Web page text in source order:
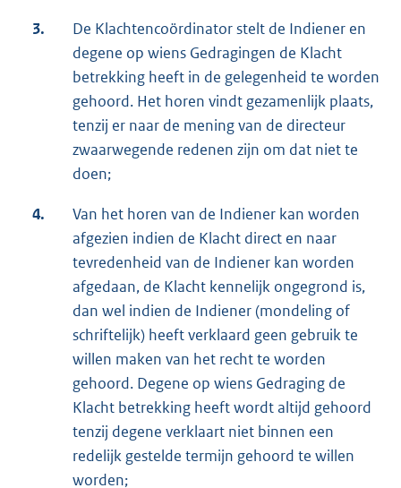
3.
De Klachtencoördinator stelt de Indiener en
degene op wiens Gedragingen de Klacht
betrekking heeft in de gelegenheid te worden
gehoord. Het horen vindt gezamenlijk plaats,
tenzij er naar de mening van de directeur
zwaarwegende redenen zijn om dat niet te
doen;
4.
Van het horen van de Indiener kan worden
afgezien indien de Klacht direct en naar
tevredenheid van de Indiener kan worden
afgedaan, de Klacht kennelijk ongegrond is,
dan wel indien de Indiener (mondeling of
schriftelijk) heeft verklaard geen gebruik te
willen maken van het recht te worden
gehoord. Degene op wiens Gedraging de
Klacht betrekking heeft wordt altijd gehoord
tenzij degene verklaart niet binnen een
redelijk gestelde termijn gehoord te willen
worden;